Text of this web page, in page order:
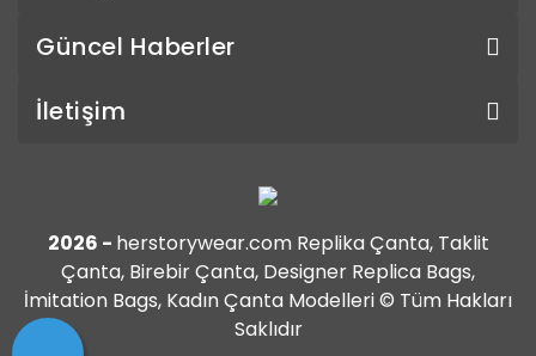
Güncel Haberler
İletişim
2026 - herstorywear.com Replika Çanta, Taklit
Çanta, Birebir Çanta, Designer Replica Bags,
İmitation Bags, Kadın Çanta Modelleri © Tüm Hakları
Saklıdır